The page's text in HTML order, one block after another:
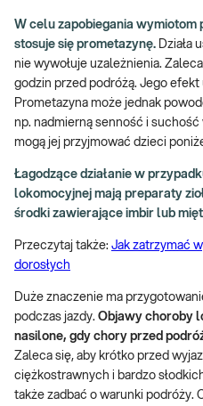
W celu zapobiegania wymiotom
stosuje się prometazynę. Działa
nie wywołuje uzależnienia.
godzin przed podróżą. Jego
Prometazyna może jednak
np. nadmierną senność i
mogą jej przyjmować dzieci
Łagodzące działanie w
lokomocyjnej mają preparaty
środki zawierające imbir lub
Przeczytaj także: Jak zatrzymać
dorosłych
Duże znaczenie ma
podczas jazdy. Objawy choroby
nasilone, gdy chory przed
Zaleca się, aby krótko przed
ciężkostrawnych i bardzo
także zadbać o warunki podróży.